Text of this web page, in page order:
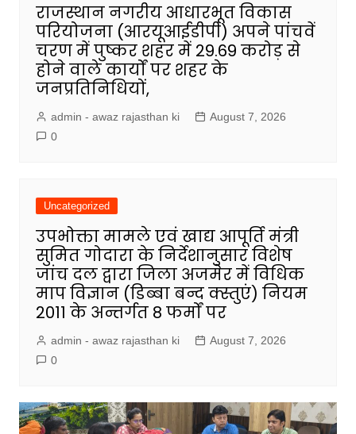
राजस्थान नगरीय आधारभूत विकास
परियोजना (आरयूआईडीपी) अपने पांचवें
चरण में पुष्कर शहर में 29.69 करोड़ से
होने वाले कार्यों पर शहर के
जनप्रतिनिधियों,
admin - awaz rajasthan ki
August 7, 2026
0
Uncategorized
उपभोक्ता मामले एवं खाद्य आपूर्ति मंत्री
सुमित गोदारा के निर्देशानुसार विशेष
जांच दल द्वारा जिला अजमेर में विधिक
माप विज्ञान (डिब्बा बन्द क्स्तुएं) नियम
2011 के अन्तर्गत 8 फर्मों पर
admin - awaz rajasthan ki
August 7, 2026
0